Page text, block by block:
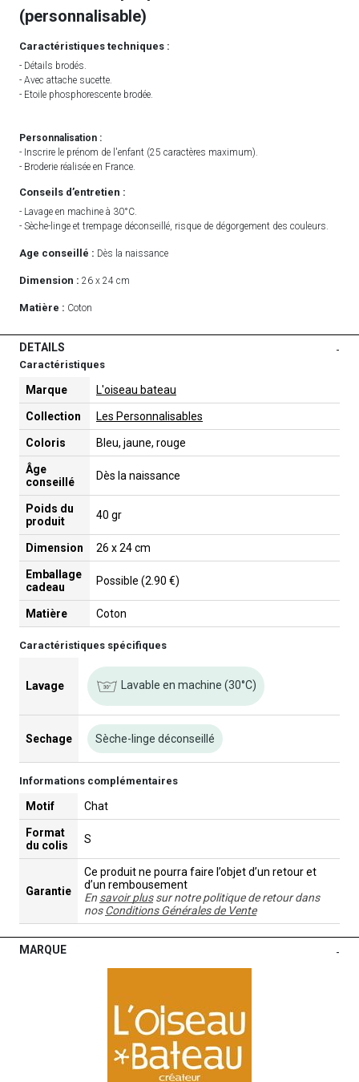
(personnalisable)
Caractéristiques techniques :
- Détails brodés.
- Avec attache sucette.
- Etoile phosphorescente brodée.
Personnalisation :
- Inscrire le prénom de l'enfant (25 caractères maximum).
- Broderie réalisée en France.
Conseils d’entretien :
- Lavage en machine à 30°C.
- Sèche-linge et trempage déconseillé, risque de dégorgement des couleurs.
Age conseillé : Dès la naissance
Dimension : 26 x 24 cm
Matière : Coton
DETAILS -
Caractéristiques
Marque L'oiseau bateau
Collection Les Personnalisables
Coloris Bleu, jaune, rouge
Âge
conseillé
Dès la naissance
Poids du
produit
40 gr
Dimension 26 x 24 cm
Emballage
cadeau
Possible (2.90 €)
Matière Coton
Caractéristiques spécifiques
Lavage Lavable en machine (30°C)
Sechage Sèche-linge déconseillé
Informations complémentaires
Motif Chat
Format
du colis
S
Garantie
Ce produit ne pourra faire l’objet d’un retour et
d’un rembousement
En savoir plussur notre politique de retour dans
nosConditions Générales de Vente
MARQUE -